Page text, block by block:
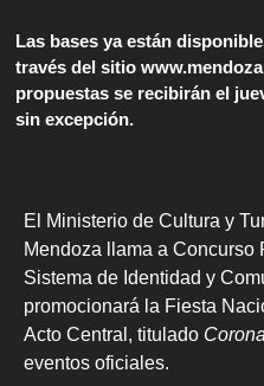
Las bases ya están
través del sitio
propuestas se recibirán el
sin excepción.
El Ministerio de Cultura y
Mendoza llama a Concurso
Sistema de Identidad y
promocionará la Fiesta
Acto Central, titulado
eventos oficiales.